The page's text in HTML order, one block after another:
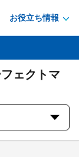
お役立ち情報
ェクトマ